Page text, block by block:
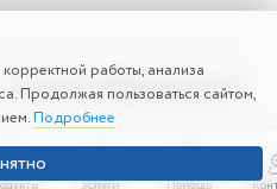
Политика конфиденциальности
Услуги Помощь
работы, анализа
Продолжая пользоваться сайтом,
Подробнее